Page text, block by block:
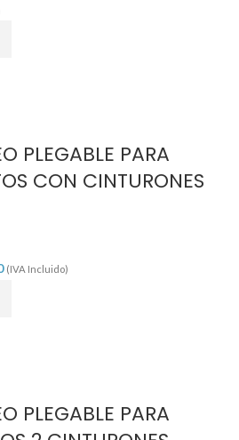
PLEGABLE PARA
CON CINTURONES
(IVA Incluido)
PLEGABLE PARA